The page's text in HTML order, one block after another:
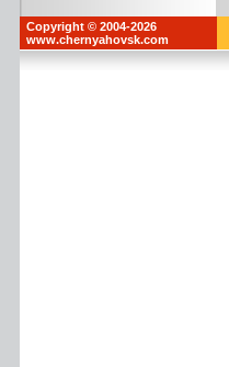
Copyright © 2004-2026
www.chernyahovsk.com